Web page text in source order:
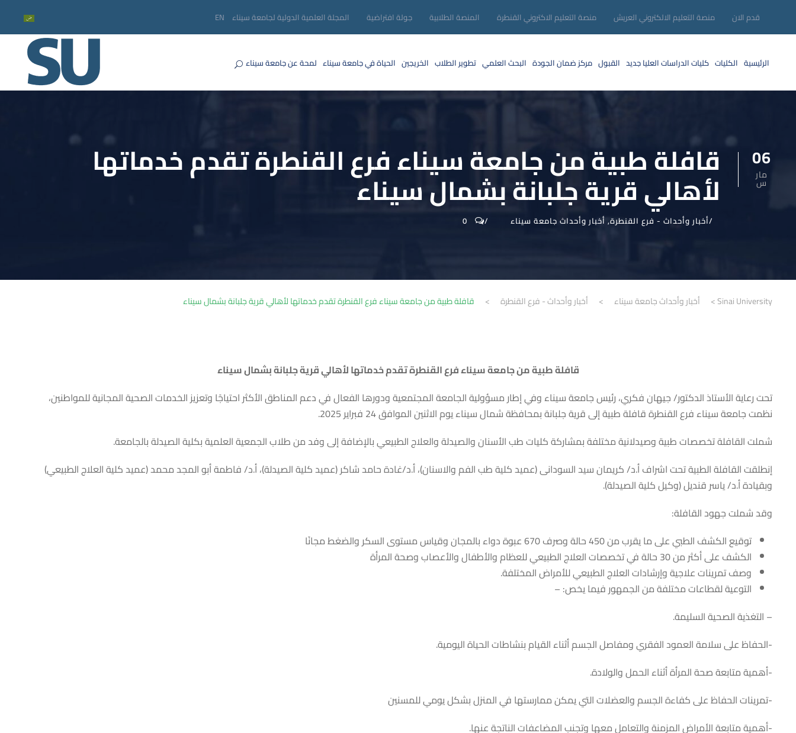
قدم الان منصة التعليم الالكتروني العريش منصة التعليم الاكتروني القنطرة المنصة الطلابية جولة افتراضية المجلة العلمية الدولية لجامعة سيناء EN
الرئيسية الكليات كليات الدراسات العلياجديد القبول مركز ضمان الجودة البحث العلمي تطوير الطلاب الخريجين الحياة في جامعة سيناء لمحة عن جامعة سيناء
06
مار
س قافلة طبية من جامعة سيناء فرع القنطرة تقدم خدماتها
لأهالي قرية جلبانة بشمال سيناء
أخبار وأحداث - فرع القنطرة, أخبار وأحداث جامعة سيناء 0
Sinai University
> أخبار وأحداث جامعة سيناء > أخبار وأحداث - فرع القنطرة > قافلة طبية من جامعة سيناء فرع القنطرة تقدم خدماتها لأهالي قرية جلبانة بشمال سيناء
قافلة طبية من جامعة سيناء فرع القنطرة تقدم خدماتها لأهالي قرية جلبانة بشمال سيناء
تحت رعاية الأستاذ الدكتور/ جيهان فكري، رئيس جامعة سيناء وفي إطار مسؤولية الجامعة المجتمعية ودورها الفعال في دعم المناطق الأكثر احتياجًا وتعزيز الخدمات الصحية المجانية للمواطنين،
نظمت جامعة سيناء فرع القنطرة قافلة طبية إلى قرية جلبانة بمحافظة شمال سيناء يوم الاثنين الموافق 24 فبراير 2025.
شملت القافلة تخصصات طبية وصيدلانية مختلفة بمشاركة كليات طب الأسنان والصيدلة والعلاج الطبيعي بالإضافة إلى وفد من طلاب الجمعية العلمية بكلية الصيدلة بالجامعة.
إنطلقت القافلة الطبية تحت اشراف أ.د/ كريمان سيد السودانى (عميد كلية طب الفم والاسنان)، أ.د/غادة حامد شاكر (عميد كلية الصيدلة)، أ.د/ فاطمة أبو المجد محمد (عميد كلية العلاج الطبيعي)
وبقيادة أ.د/ ياسر قنديل (وكيل كلية الصيدلة).
وقد شملت جهود القافلة:
توقيع الكشف الطبي على ما يقرب من 450 حالة وصرف 670 عبوة دواء بالمجان وقياس مستوى السكر والضغط مجانًا
الكشف على أكثر من 30 حالة في تخصصات العلاج الطبيعي للعظام والأطفال والأعصاب وصحة المرأة
وصف تمرينات علاجية وإرشادات العلاج الطبيعي للأمراض المختلفة.
التوعية لقطاعات مختلفة من الجمهور فيما يخص: –
– التغذية الصحية السليمة.
-الحفاظ على سلامة العمود الفقري ومفاصل الجسم أثناء القيام بنشاطات الحياة اليومية.
-أهمية متابعة صحة المرأة أثناء الحمل والولادة.
-تمرينات الحفاظ على كفاءة الجسم والعضلات التي يمكن ممارستها في المنزل بشكل يومي للمسنين
-أهمية متابعة الأمراض المزمنة والتعامل معها وتجنب المضاعفات الناتجة عنها.